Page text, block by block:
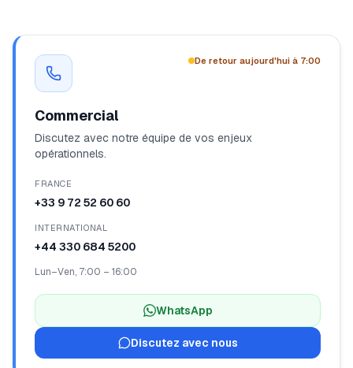
Tous les systèmes opérationnels
De retour aujourd'hui à 7:00
Commercial
Discutez avec notre équipe de vos enjeux
opérationnels.
FRANCE
+33 9 72 52 60 60
INTERNATIONAL
+44 330 684 5200
Lun–Ven, 7:00 – 16:00
WhatsApp
Discutez avec nous